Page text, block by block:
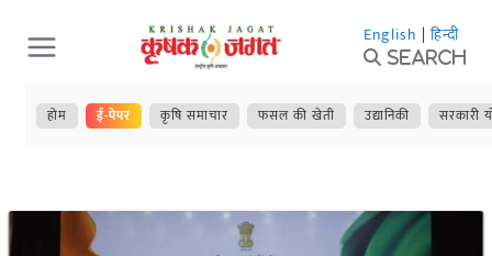
Skip
to
content
English | हिन्दी
Search
होम ई-पेपर कृषि समाचार फसल की खेती उद्यानिकी सरकारी